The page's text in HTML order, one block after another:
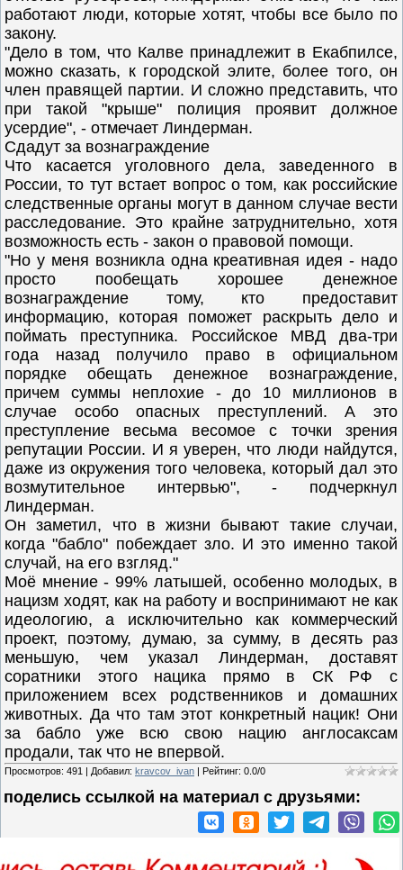
работают люди, которые хотят, чтобы все было по
закону.
"Дело в том, что Калве принадлежит в Екабпилсе,
можно сказать, к городской элите, более того, он
член правящей партии. И сложно представить, что
при такой "крыше" полиция проявит должное
усердие", - отмечает Линдерман.
Сдадут за вознаграждение
Что касается уголовного дела, заведенного в
России, то тут встает вопрос о том, как российские
следственные органы могут в данном случае вести
расследование. Это крайне затруднительно, хотя
возможность есть - закон о правовой помощи.
"Но у меня возникла одна креативная идея - надо
просто пообещать хорошее денежное
вознаграждение тому, кто предоставит
информацию, которая поможет раскрыть дело и
поймать преступника. Российское МВД два-три
года назад получило право в официальном
порядке обещать денежное вознаграждение,
причем суммы неплохие - до 10 миллионов в
случае особо опасных преступлений. А это
преступление весьма весомое с точки зрения
репутации России. И я уверен, что люди найдутся,
даже из окружения того человека, который дал это
возмутительное интервью", - подчеркнул
Линдерман.
Он заметил, что в жизни бывают такие случаи,
когда "бабло" побеждает зло. И это именно такой
случай, на его взгляд."
Моё мнение - 99% латышей, особенно молодых, в
нацизм ходят, как на работу и воспринимают не как
идеологию, а исключительно как коммерческий
проект, поэтому, думаю, за сумму, в десять раз
меньшую, чем указал Линдерман, доставят
соратники этого нацика прямо в СК РФ с
приложением всех родственников и домашних
животных. Да что там этот конкретный нацик! Они
за бабло уже всю свою нацию англосаксам
продали, так что не впервой.
Просмотров: 491 | Добавил: kravcov_ivan | Рейтинг: 0.0/0
поделись ссылкой на материал c друзьями: